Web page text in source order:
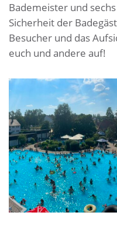
Bademeister und
Sicherheit der
Besucher und das
euch und andere auf!